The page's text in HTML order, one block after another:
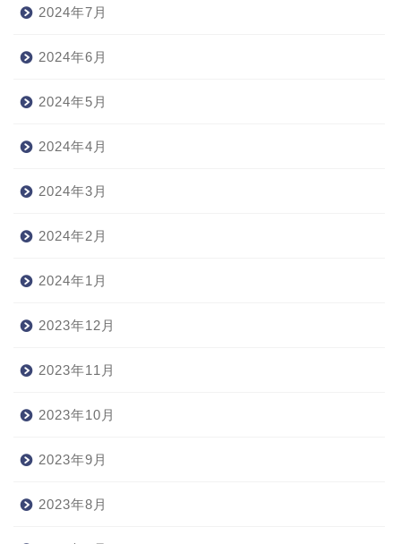
2024年7月
2024年6月
2024年5月
2024年4月
2024年3月
2024年2月
2024年1月
2023年12月
2023年11月
2023年10月
2023年9月
2023年8月